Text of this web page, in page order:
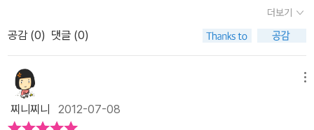
이 비룡소 주니어 서평단 활동을 하면서 마지막 미션으로 받은 책을
읽고 쓴 리뷰임을 밝혀 둔다.나도 읽어 봤는데 꿈을 이루기 위한 라일
라의 이야기가 재밌고 감동적이었다.
이 모든 과정에서 느꼈던 모든 것이였지요.우리 아이들도 자신의 꿈
을 위해 라일라처럼 노력하고 있는지스스로에게 한 번 더 묻게 될
드는데 필요한 특제 유황을 찾기 위해 불의 악마가 살고 있는 라즈바
니의 동굴에 찾아가지요.동굴은 나타날 기미도 안 보이고 뜨겁고 거
친 돌들이 굴러다니는 비탈길만 끝없이 이어져 있었어요.산소가 적은
뜨거운 공기 때문에 목이 타고 숨도 차올랐지요. 마침내 라일라는 솟
아오르는 유황 연기 속에서 불의 악마가 사는 동굴을 찾게 되었지만,
그곳은 숨조차 제대로 쉴 수가 없고, 숨을 쉬면 공기뿐만 아니라 불길
더보기
공감 (0) 댓글 (0)
찌니찌니 2012-07-08